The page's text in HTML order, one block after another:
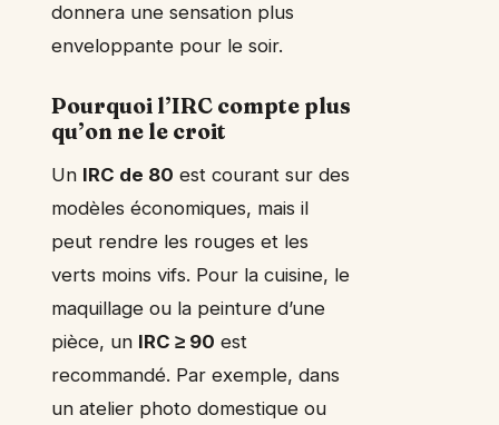
donnera une sensation plus
enveloppante pour le soir.
Pourquoi l’IRC compte plus
qu’on ne le croit
Un IRC de 80 est courant sur des
modèles économiques, mais il
peut rendre les rouges et les
verts moins vifs. Pour la cuisine, le
maquillage ou la peinture d’une
pièce, un IRC ≥ 90 est
recommandé. Par exemple, dans
un atelier photo domestique ou